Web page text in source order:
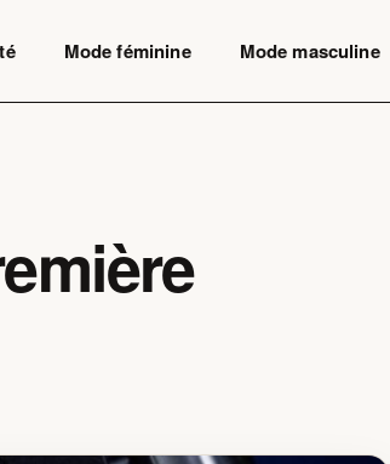
Mode féminine Mode masculine